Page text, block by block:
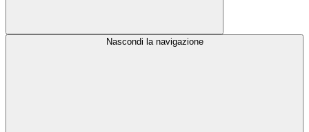
Nascondi la navigazione